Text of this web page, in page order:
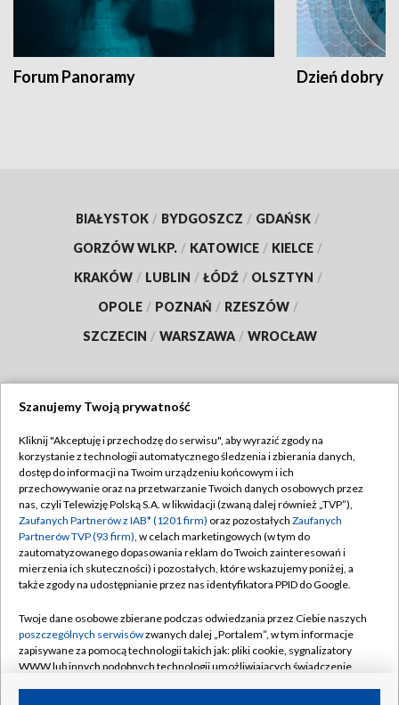
Forum Panoramy Dzień dobry
BIAŁYSTOK / BYDGOSZCZ / GDAŃSK /
GORZÓW WLKP. / KATOWICE / KIELCE /
KRAKÓW / LUBLIN / ŁÓDŹ / OLSZTYN /
OPOLE / POZNAŃ / RZESZÓW /
SZCZECIN / WARSZAWA / WROCŁAW
TVP
Abonament TVP
Emisja w TVP
Centrum informacji TVP
Naziemna Telewizja Cyfrowa
Rada Programowa
System NOS
Informacje o nadawcy
Regulamin TVP
Polityka prywatności
Moje zgody
Pomoc
Kontakt
Kanały
Szanujemy Twoją prywatność
Kliknij "Akceptuję i przechodzę do serwisu", aby wyrazić zgody na
korzystanie z technologii automatycznego śledzenia i zbierania danych,
dostęp do informacji na Twoim urządzeniu końcowym i ich
przechowywanie oraz na przetwarzanie Twoich danych osobowych przez
nas, czyli Telewizję Polską S.A. w likwidacji (zwaną dalej również „TVP”),
Zaufanych Partnerów z IAB* (1201 firm) oraz pozostałych Zaufanych
Partnerów TVP (93 firm), w celach marketingowych (w tym do
zautomatyzowanego dopasowania reklam do Twoich zainteresowań i
mierzenia ich skuteczności) i pozostałych, które wskazujemy poniżej, a
także zgody na udostępnianie przez nas identyfikatora PPID do Google.
Twoje dane osobowe zbierane podczas odwiedzania przez Ciebie naszych
poszczególnych serwisówzwanych dalej „Portalem”, w tym informacje
zapisywane za pomocą technologii takich jak: pliki cookie, sygnalizatory
WWW lub innych podobnych technologii umożliwiających świadczenie